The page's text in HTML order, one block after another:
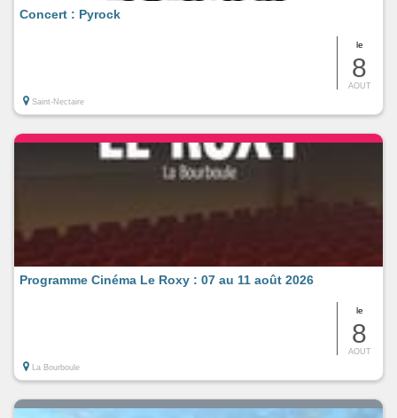
le
8
AOUT
Concert : Pyrock
Saint-Nectaire
le
8
AOUT
Programme Cinéma Le Roxy : 07 au 11 août 2026
La Bourboule